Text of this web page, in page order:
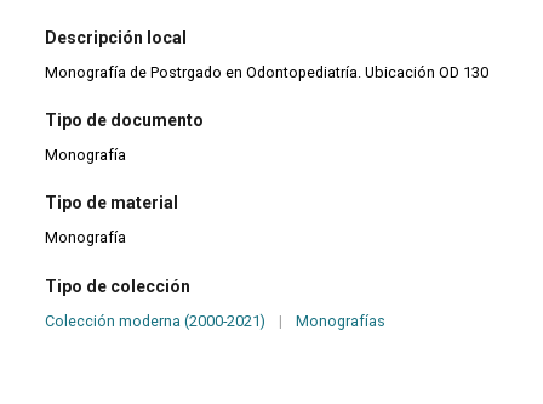
Descripción local
Monografía de Postrgado en Odontopediatría. Ubicación OD 130
Tipo de documento
Monografía
Tipo de material
Monografía
Tipo de colección
Colección moderna (2000-2021) | Monografías